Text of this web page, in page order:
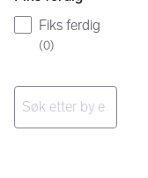
Fiks ferdig
(0)